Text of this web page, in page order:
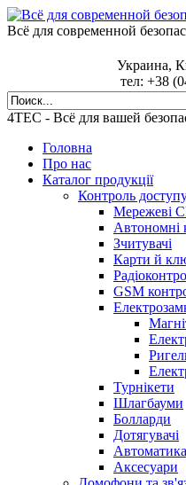
Всё для современной
Украина,
тел: +38
4TEC - Всё для вашей
Головна
Про нас
Каталог продукції
Контроль
Мережеві
Автономні
Зчитувачі
Карти й
GSM
Турнікети
Шлагбауми
Болларди
Дотягувачі
Аксесуари